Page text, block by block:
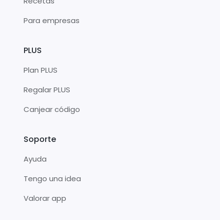
Para empresas
PLUS
Plan PLUS
Regalar PLUS
Canjear código
Soporte
Ayuda
Tengo una idea
Valorar app